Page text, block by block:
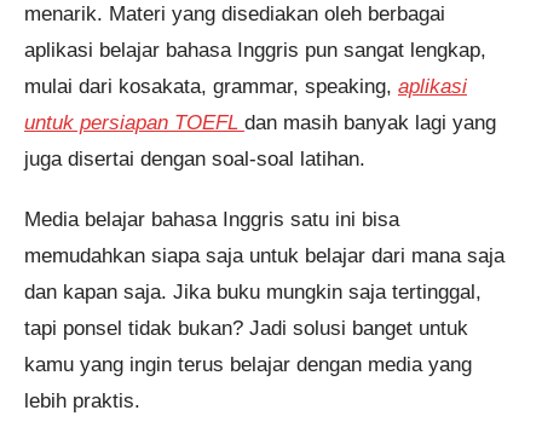
menarik. Materi yang disediakan oleh berbagai
aplikasi belajar bahasa Inggris pun sangat lengkap,
mulai dari kosakata, grammar, speaking, aplikasi
untuk persiapan TOEFL dan masih banyak lagi yang
juga disertai dengan soal-soal latihan.
Media belajar bahasa Inggris satu ini bisa
memudahkan siapa saja untuk belajar dari mana saja
dan kapan saja. Jika buku mungkin saja tertinggal,
tapi ponsel tidak bukan? Jadi solusi banget untuk
kamu yang ingin terus belajar dengan media yang
lebih praktis.